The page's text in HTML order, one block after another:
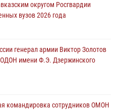
троих мужчин, устроивших
округом Росгвардии
вузов 2026 года
генерал армии Виктор Золотов
ОДОН имени Ф.Э. Дзержинского
командировка сотрудников ОМОН